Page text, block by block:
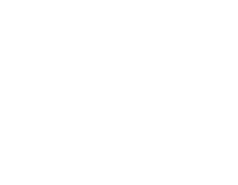
aos favoritos